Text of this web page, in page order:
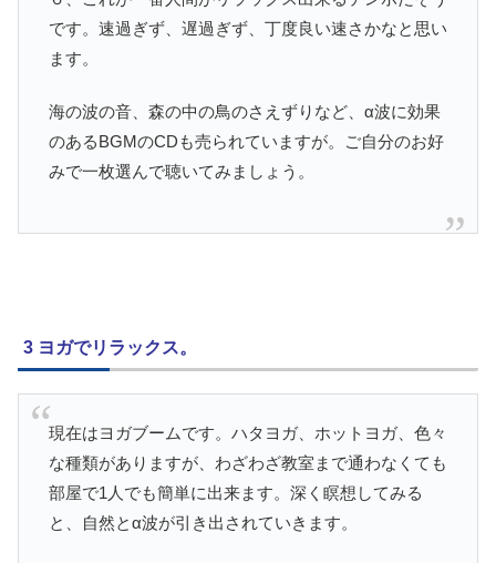
です。速過ぎず、遅過ぎず、丁度良い速さかなと思い
ます。
海の波の音、森の中の鳥のさえずりなど、α波に効果
のあるBGMのCDも売られていますが。ご自分のお好
みで一枚選んで聴いてみましょう。
3 ヨガでリラックス。
現在はヨガブームです。ハタヨガ、ホットヨガ、色々
な種類がありますが、わざわざ教室まで通わなくても
部屋で1人でも簡単に出来ます。深く瞑想してみる
と、自然とα波が引き出されていきます。